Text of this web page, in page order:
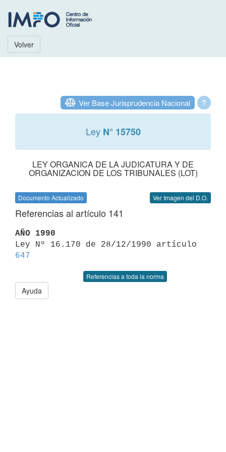
Volver
?
Ver Base Jurisprudencia Nacional
Ley N° 15750
LEY ORGANICA DE LA JUDICATURA Y DE
ORGANIZACION DE LOS TRIBUNALES (LOT)
Documento Actualizado Ver Imagen del D.O.
Referencias al artículo 141
AÑO 1990
647
Referencias a toda la norma
Ayuda